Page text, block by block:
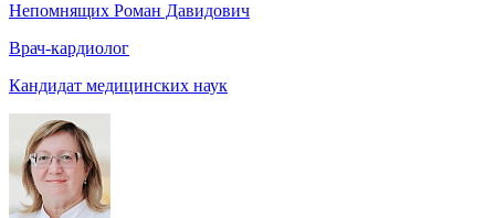
Непомнящих Роман Давидович
Врач-кардиолог
Кандидат медицинских наук